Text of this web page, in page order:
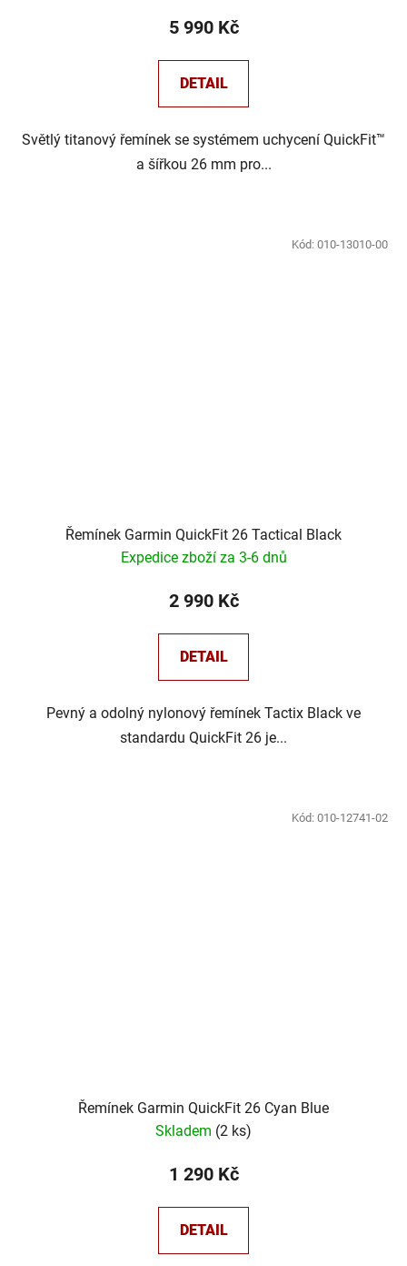
5 990 Kč
DETAIL
Světlý titanový řemínek se systémem uchycení QuickFit™
a šířkou 26 mm pro...
Řemínek Garmin QuickFit 26 Tactical Black
Expedice zboží za 3-6 dnů
2 990 Kč
DETAIL
Pevný a odolný nylonový řemínek Tactix Black ve
standardu QuickFit 26 je...
Kód: 010-13010-00
Řemínek Garmin QuickFit 26 Cyan Blue
Skladem (2 ks)
1 290 Kč
DETAIL
Kód: 010-12741-02